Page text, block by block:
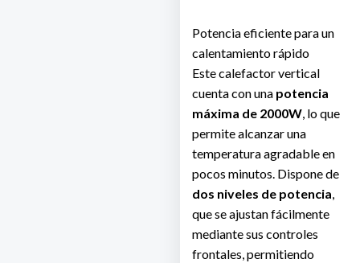
Potencia eficiente para un
calentamiento rápido
Este calefactor vertical
cuenta con una potencia
máxima de 2000W, lo que
permite alcanzar una
temperatura agradable en
pocos minutos. Dispone de
dos niveles de potencia,
que se ajustan fácilmente
mediante sus controles
frontales, permitiendo